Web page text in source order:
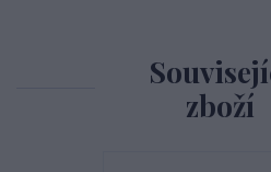
zboží